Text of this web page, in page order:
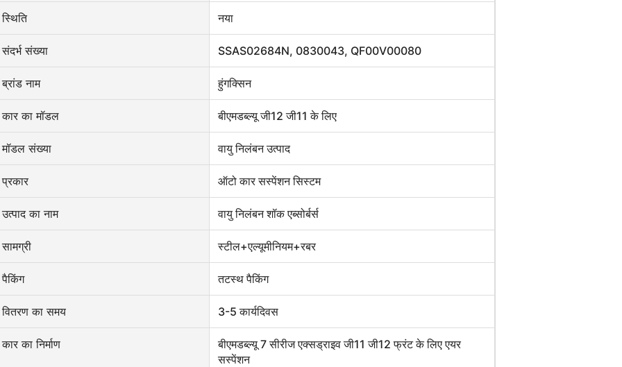
स्थिति नया
संदर्भ संख्या SSAS02684N, 0830043, QF00V00080
ब्रांड नाम हुंगक्सिन
कार का मॉडल बीएमडब्ल्यू जी12 जी11 के लिए
मॉडल संख्या वायु निलंबन उत्पाद
प्रकार ऑटो कार सस्पेंशन सिस्टम
उत्पाद का नाम वायु निलंबन शॉक एब्सोर्बर्स
सामग्री स्टील+एल्यूमीनियम+रबर
पैकिंग तटस्थ पैकिंग
वितरण का समय 3-5 कार्यदिवस
कार का निर्माण
बीएमडब्ल्यू 7 सीरीज एक्सड्राइव जी11 जी12 फ्रंट के लिए एयर
सस्पेंशन